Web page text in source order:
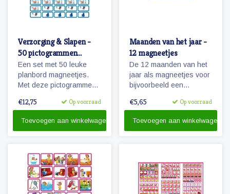
Verzorging & Slapen -
50 pictogrammen
(jongen)
Een set met 50 leuke
planbord magneetjes.
Met deze pictogrammen
ochtendritueel inzichtelijk
aan de tandarts of
€12,75 Op voorraad
Toevoegen aan winkelwagen
Maanden van het jaar -
12 magneetjes
De 12 maanden van het
jaar als magneetjes voor
bijvoorbeeld een
€5,65 Op voorraad
Toevoegen aan winkelwagen